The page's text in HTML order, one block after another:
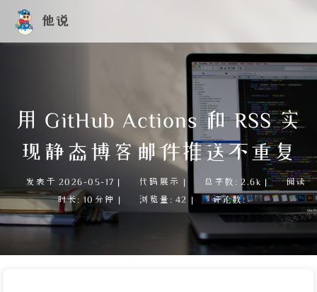
他说
用 GitHub Actions 和 RSS 实
现静态博客邮件推送不重复
发表于 2026-05-17 | 代码展示 | 总字数: 2.6k |
阅读
时长: 10分钟 | 浏览量: 42 | 评论数: